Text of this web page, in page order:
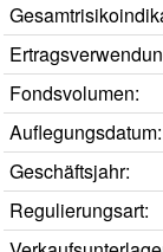
Fondsvolumen:
Auflegungsdatum:
Geschäftsjahr:
Regulierungsart: